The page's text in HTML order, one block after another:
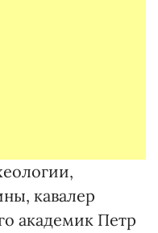
кавалер
академик Петр